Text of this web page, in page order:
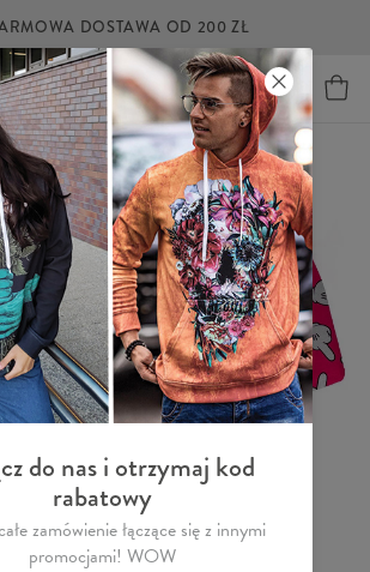
DOSTAWA OD 200 ZŁ
do nas i otrzymaj kod
rabatowy
zamówienie łączące się z innymi
promocjami! WOW